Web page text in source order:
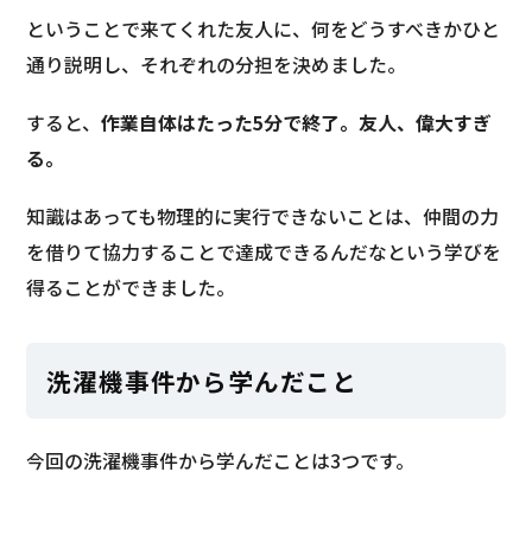
ということで来てくれた友人に、何をどうすべきかひと
通り説明し、それぞれの分担を決めました。
すると、作業自体はたった5分で終了。友人、偉大すぎ
る。
知識はあっても物理的に実行できないことは、仲間の力
を借りて協力することで達成できるんだなという学びを
得ることができました。
洗濯機事件から学んだこと
今回の洗濯機事件から学んだことは3つです。